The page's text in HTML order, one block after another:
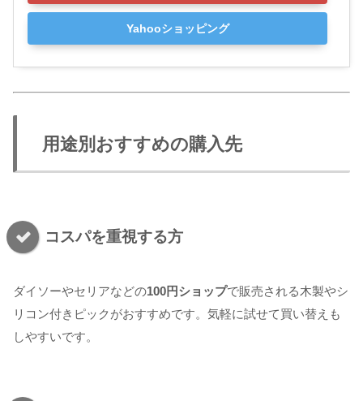
Yahooショッピング
用途別おすすめの購入先
コスパを重視する方
ダイソーやセリアなどの100円ショップで販売される木製やシ
リコン付きピックがおすすめです。気軽に試せて買い替えも
しやすいです。